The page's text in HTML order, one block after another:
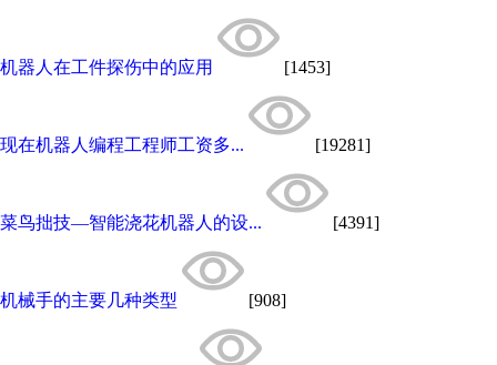
机器人在工件探伤中的应用 [1453]
现在机器人编程工程师工资多... [19281]
菜鸟拙技—智能浇花机器人的设... [4391]
机械手的主要几种类型 [908]